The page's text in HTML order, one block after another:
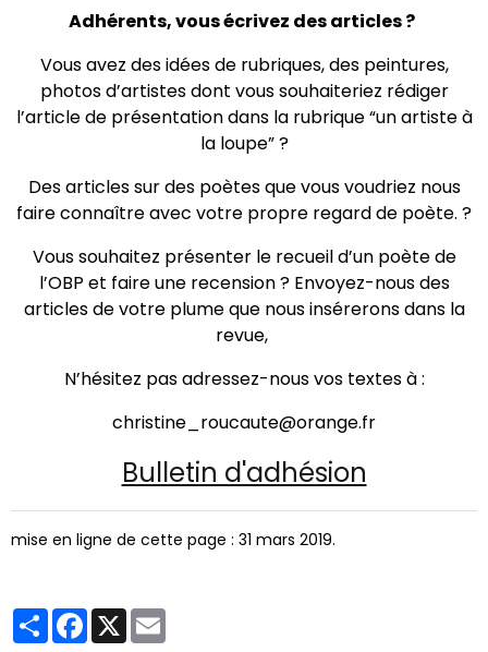
Adhérents, vous écrivez des articles ?
Vous avez des idées de rubriques, des peintures,
photos d’artistes dont vous souhaiteriez rédiger
l’article de présentation dans la rubrique “un artiste à
la loupe” ?
Des articles sur des poètes que vous voudriez nous
faire connaître avec votre propre regard de poète. ?
Vous souhaitez présenter le recueil d’un poète de
l’OBP et faire une recension ? Envoyez-nous des
articles de votre plume que nous insérerons dans la
revue,
N’hésitez pas adressez-nous vos textes à :
christine_roucaute@orange.fr
Bulletin d'adhésion
mise en ligne de cette page : 31 mars 2019.
PartagerFacebook
X